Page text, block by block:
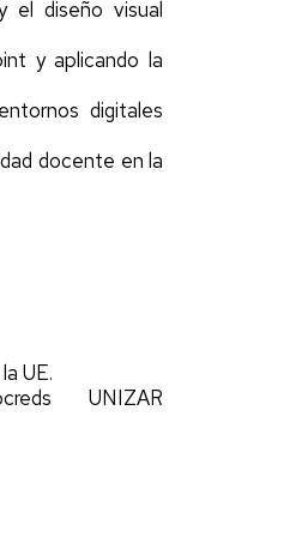
el diseño visual
y aplicando la
digitales
docente en la
UE.
UNIZAR